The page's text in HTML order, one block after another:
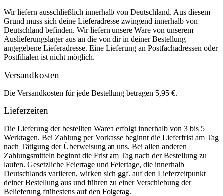
Wir liefern ausschließlich innerhalb von Deutschland. Aus diesem
Grund muss sich deine Lieferadresse zwingend innerhalb von
Deutschland befinden. Wir liefern unsere Ware von unserem
Auslieferungslager aus an die von dir in deiner Bestellung
angegebene Lieferadresse. Eine Lieferung an Postfachadressen oder
Postfilialen ist nicht möglich.
Versandkosten
Die Versandkosten für jede Bestellung betragen 5,95 €.
Lieferzeiten
Die Lieferung der bestellten Waren erfolgt innerhalb von 3 bis 5
Werktagen. Bei Zahlung per Vorkasse beginnt die Lieferfrist am Tag
nach Tätigung der Überweisung an uns. Bei allen anderen
Zahlungsmitteln beginnt die Frist am Tag nach der Bestellung zu
laufen. Gesetzliche Feiertage und Feiertage, die innerhalb
Deutschlands variieren, wirken sich ggf. auf den Lieferzeitpunkt
deiner Bestellung aus und führen zu einer Verschiebung der
Belieferung frühestens auf den Folgetag.